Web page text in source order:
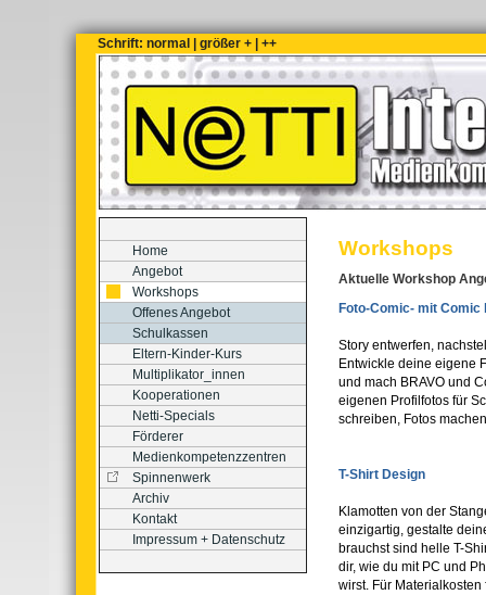
Home
Angebot
Workshops
Offenes Angebot
Schulkassen
Eltern-Kinder-Kurs
Multiplikator_innen
Kooperationen
Netti-Specials
Förderer
Medienkompetenzzentren
Spinnenwerk
Archiv
Kontakt
Impressum + Datenschutz
Workshops
Aktuelle Workshop
Foto-Comic- mit
Story entwerfen,
Entwickle deine eigene
und mach BRAVO und
eigenen Profilfotos für
schreiben, Fotos
T-Shirt Design
Klamotten von der
einzigartig, gestalte
brauchst sind helle T-
dir, wie du mit PC und
wirst. Für Materialkosten
Schrift: normal größer + ++